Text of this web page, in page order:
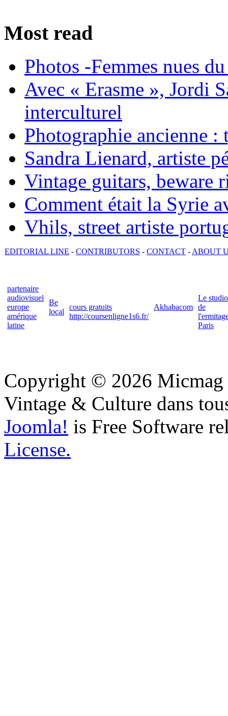
Most read
Photos -Femmes nues
Avec « Erasme », Jordi
interculturel
Photographie ancienne :
Sandra Lienard, artiste
Vintage guitars, beware
Comment était la Syrie
Vhils, street artiste
EDITORIAL LINE - CONTRIBUTORS - CONTACT - ABOUT
partenaire
audiovisuel
europe
amérique
latine
Be
local
cours gratuits
http://coursenligne1s6.fr/
Akhabacom
Le studio
de
Paris
Copyright © 2026 Micmag
Vintage & Culture dans
Joomla! is Free Software
License.